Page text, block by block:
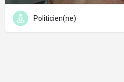
Politicien(ne)